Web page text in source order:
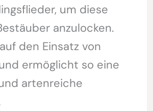
um diese
anzulocken.
den Einsatz von
ermöglicht so eine
artenreiche